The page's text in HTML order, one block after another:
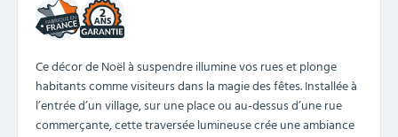
2
Ce décor de Noël à suspendre illumine vos rues et plonge
habitants comme visiteurs dans la magie des fêtes. Installée à
l’entrée d’un village, sur une place ou au-dessus d’une rue
commerçante, cette traversée lumineuse crée une ambiance